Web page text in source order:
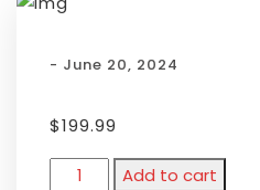
- June 20, 2024
$199.99
Add to cart